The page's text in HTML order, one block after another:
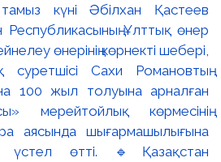
күні Әбілхан Қастеев
Республикасының Ұлттық өнер
өнерінің көрнекті шебері,
суретшісі Сахи Романовтың
100 жыл толуына арналған
мерейтойлық көрмесінің
аясында шығармашылығына
үстел өтті. 🔹Қазақстан